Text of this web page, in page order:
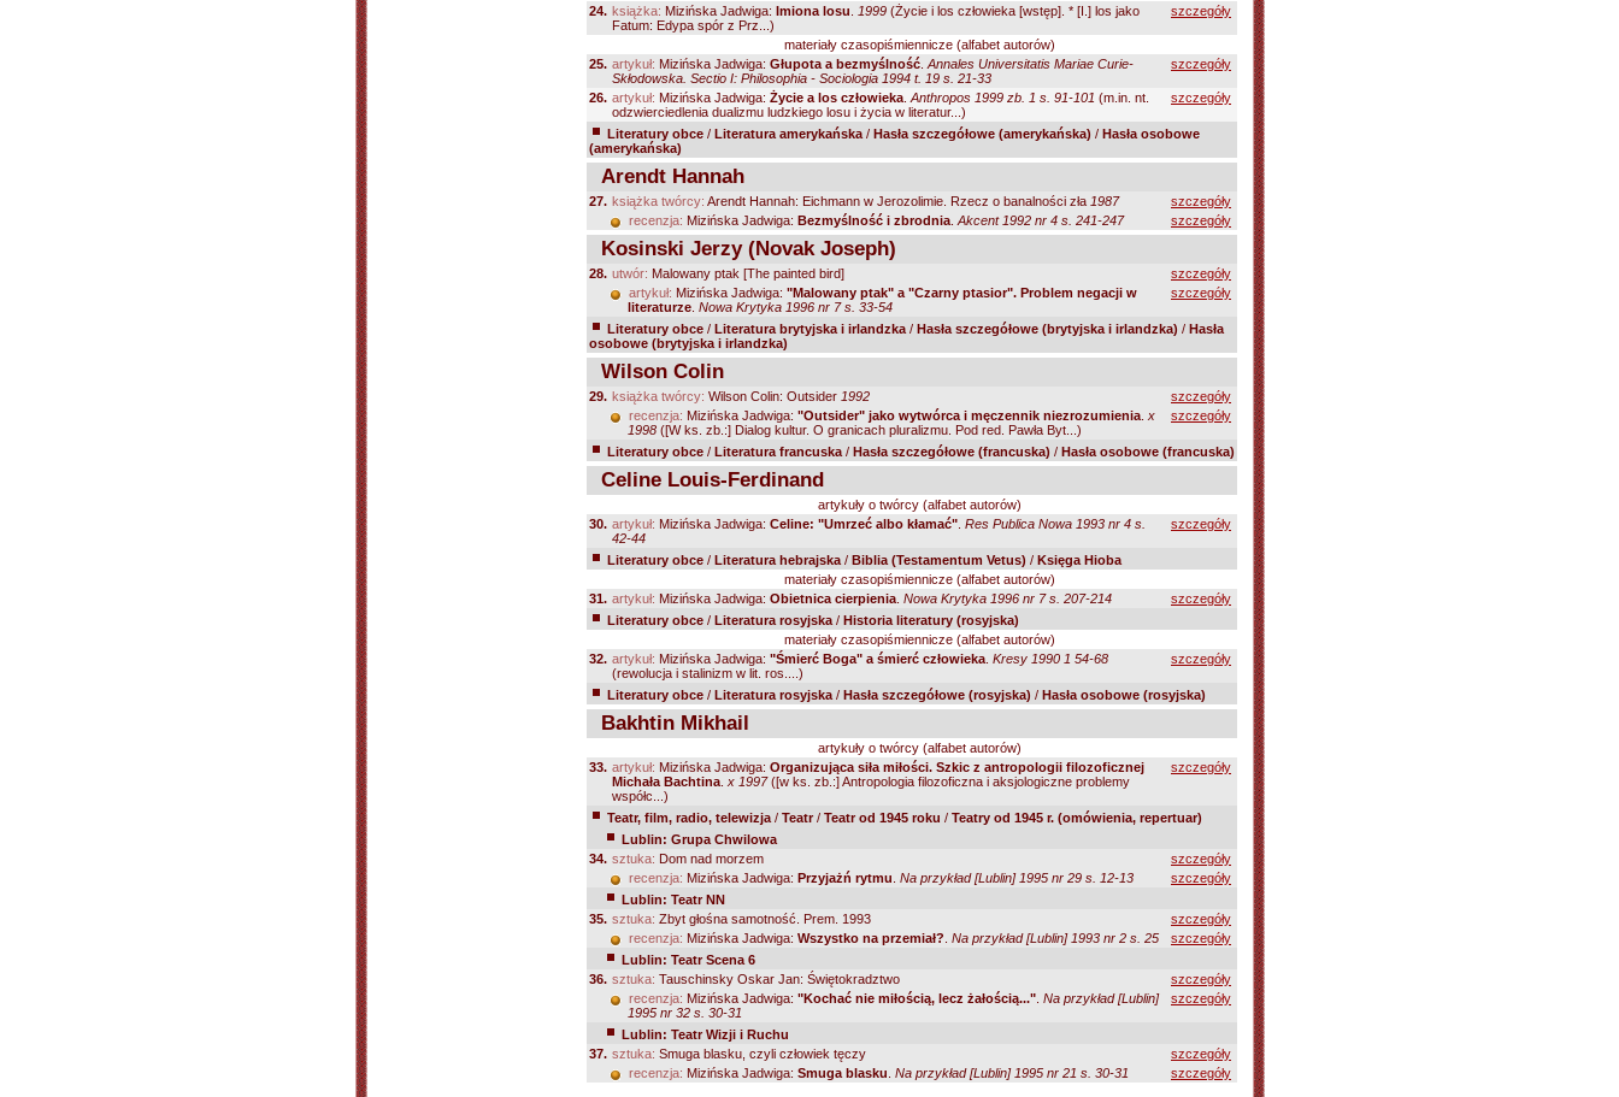
24. książka: Mizińska Jadwiga: Imiona losu 1999 (Życie i los człowieka [wstęp]. * [I.] los jako
Fatum: Edypa spór z Prz...)
szczegóły
materiały czasopiśmiennicze (alfabet autorów)
25. artykuł: Mizińska Jadwiga: Głupota a bezmyślność Annales Universitatis Mariae Curie-
Skłodowska. Sectio I: Philosophia - Sociologia 1994 t. 19 s. 21-33
szczegóły
26. artykuł: Mizińska Jadwiga: Życie a los człowieka Anthropos 1999 zb. 1 s. 91-101 (m.in. nt.
odzwierciedlenia dualizmu ludzkiego losu i życia w literatur...)
szczegóły
Literatury obce / Literatura amerykańska / Hasła szczegółowe (amerykańska) / Hasła osobowe
(amerykańska)
Arendt Hannah
27. książka twórcy: Arendt Hannah: Eichmann w Jerozolimie. Rzecz o banalności zła 1987
szczegóły
recenzja: Mizińska Jadwiga: Bezmyślność i zbrodnia Akcent 1992 nr 4 s. 241-247 szczegóły
Kosinski Jerzy (Novak Joseph)
28. utwór: Malowany ptak [The painted bird]
szczegóły
artykuł: Mizińska Jadwiga: "Malowany ptak" a "Czarny ptasior". Problem negacji w
literaturze Nowa Krytyka 1996 nr 7 s. 33-54
szczegóły
Literatury obce / Literatura brytyjska i irlandzka / Hasła szczegółowe (brytyjska i irlandzka) / Hasła
osobowe (brytyjska i irlandzka)
Wilson Colin
29. książka twórcy: Wilson Colin: Outsider 1992
szczegóły
recenzja: Mizińska Jadwiga: "Outsider" jako wytwórca i męczennik niezrozumienia x
1998 ([W ks. zb.:] Dialog kultur. O granicach pluralizmu. Pod red. Pawła Byt...)
szczegóły
Literatury obce / Literatura francuska / Hasła szczegółowe (francuska) / Hasła osobowe (francuska)
Celine Louis-Ferdinand
artykuły o twórcy (alfabet autorów)
30. artykuł: Mizińska Jadwiga: Celine: "Umrzeć albo kłamać" Res Publica Nowa 1993 nr 4 s.
42-44
szczegóły
Literatury obce / Literatura hebrajska / Biblia (Testamentum Vetus) / Księga Hioba
materiały czasopiśmiennicze (alfabet autorów)
31. artykuł: Mizińska Jadwiga: Obietnica cierpienia Nowa Krytyka 1996 nr 7 s. 207-214
szczegóły
Literatury obce / Literatura rosyjska / Historia literatury (rosyjska)
materiały czasopiśmiennicze (alfabet autorów)
32. artykuł: Mizińska Jadwiga: "Śmierć Boga" a śmierć człowieka Kresy 1990 1 54-68
(rewolucja i stalinizm w lit. ros....)
szczegóły
Literatury obce / Literatura rosyjska / Hasła szczegółowe (rosyjska) / Hasła osobowe (rosyjska)
Bakhtin Mikhail
artykuły o twórcy (alfabet autorów)
33. artykuł: Mizińska Jadwiga: Organizująca siła miłości. Szkic z antropologii filozoficznej
Michała Bachtina x 1997([w ks. zb.:] Antropologia filozoficzna i aksjologiczne problemy
współc...)
szczegóły
Teatr, film, radio, telewizja / Teatr / Teatr od 1945 roku / Teatry od 1945 r. (omówienia, repertuar)
Lublin: Grupa Chwilowa
34. sztuka: Dom nad morzem
szczegóły
recenzja: Mizińska Jadwiga: Przyjażń rytmu Na przykład [Lublin] 1995 nr 29 s. 12-13
szczegóły
Lublin: Teatr NN
35. sztuka: Zbyt głośna samotność. Prem. 1993
szczegóły
recenzja: Mizińska Jadwiga: Wszystko na przemiał? Na przykład [Lublin] 1993 nr 2 s. 25
szczegóły
Lublin: Teatr Scena 6
36. sztuka: Tauschinsky Oskar Jan: Świętokradztwo
szczegóły
recenzja: Mizińska Jadwiga: "Kochać nie miłością, lecz żałością..." Na przykład [Lublin]
1995 nr 32 s. 30-31
szczegóły
Lublin: Teatr Wizji i Ruchu
37. sztuka: Smuga blasku, czyli człowiek tęczy
szczegóły
recenzja: Mizińska Jadwiga: Smuga blasku Na przykład [Lublin] 1995 nr 21 s. 30-31 szczegóły